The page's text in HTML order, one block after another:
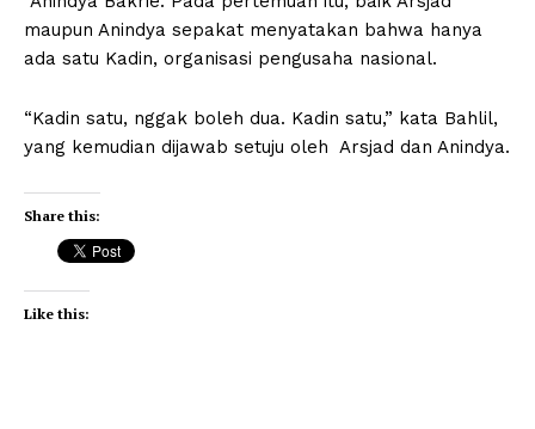
maupun Anindya sepakat menyatakan bahwa hanya
ada satu Kadin, organisasi pengusaha nasional.
“Kadin satu, nggak boleh dua. Kadin satu,” kata Bahlil,
yang kemudian dijawab setuju oleh Arsjad dan Anindya.
Share this:
Like this: